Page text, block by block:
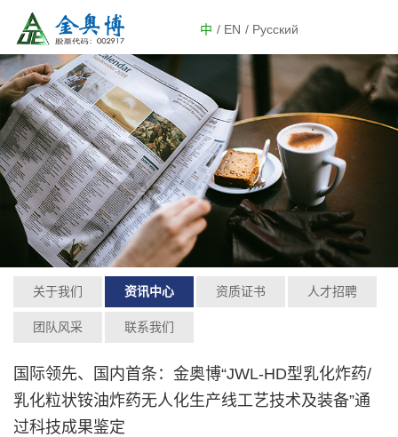
/ Русский
/ EN
中
关于我们 资讯中心 资质证书 人才招聘
团队风采 联系我们
国际领先、国内首条：金奥博“JWL-HD型乳化炸药/
乳化粒状铵油炸药无人化生产线工艺技术及装备”通
过科技成果鉴定